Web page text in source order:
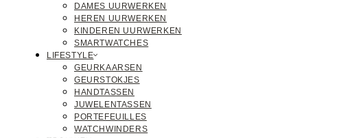
DAMES UURWERKEN
HEREN UURWERKEN
KINDEREN UURWERKEN
SMARTWATCHES
LIFESTYLE
GEURKAARSEN
GEURSTOKJES
HANDTASSEN
JUWELENTASSEN
PORTEFEUILLES
WATCHWINDERS